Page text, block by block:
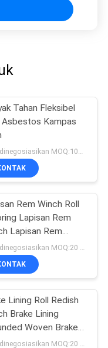
Tahan Fleksibel
Asbestos Kampas
Bisa dinegosiasikan MOQ:100 Gulungan
Rem Winch Roll
Lapisan Rem
Lapisan Rem
Non Asbes
Lining Roll Redish
Brake Lining
Woven Brake